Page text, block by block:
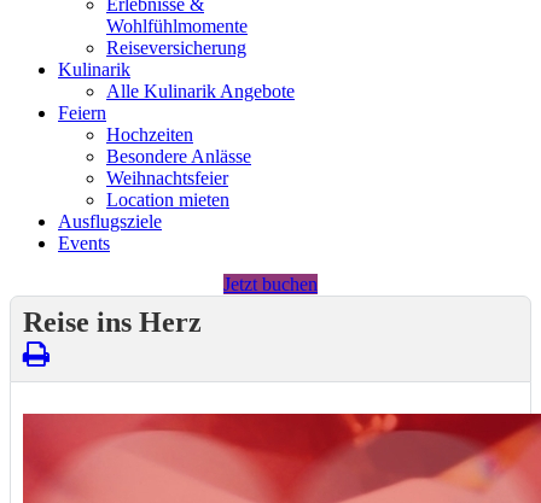
Erlebnisse &
Wohlfühlmomente
Reiseversicherung
Kulinarik
Alle Kulinarik Angebote
Feiern
Hochzeiten
Besondere Anlässe
Weihnachtsfeier
Location mieten
Ausflugsziele
Events
Jetzt buchen
Reise ins Herz